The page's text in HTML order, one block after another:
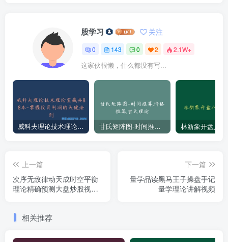
股学习 关注
0 143 0 2 2.1W+
这家伙很懒，什么都没有写...
威科夫理论技术理论宝藏共88本-掌握投资利润的关键法则 甘氏矩阵图-时间推算,价格推算,甘氏理论
上一篇
次序无敌律动天成时空平衡
理论精确预测大盘炒股视频
下一篇
量学品读黑马王子操盘手记
量学理论讲解视频
相关推荐